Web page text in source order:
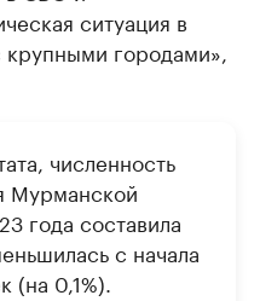
ситуация в
городами»,
численность
Мурманской
года составила
с начала
(на 0,1%).